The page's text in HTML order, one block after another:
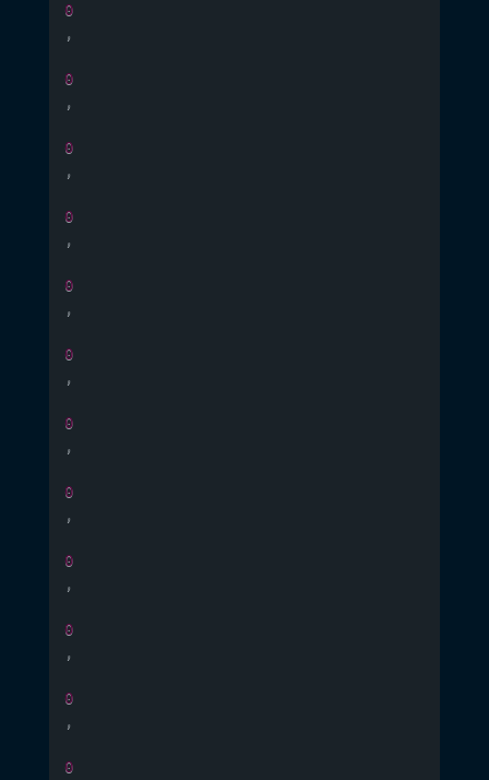
0
,
0
,
0
,
0
,
0
,
0
,
0
,
0
,
0
,
0
,
0
,
0